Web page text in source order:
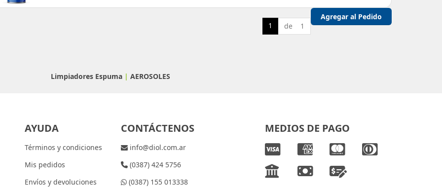
1 de 1
Limpiadores Espuma | AEROSOLES
AYUDA
Términos y condiciones
Mis pedidos
Envíos y devoluciones
CONTÁCTENOS
info@diol.com.ar
(0387) 424 5756
(0387) 155 013338
MEDIOS DE PAGO